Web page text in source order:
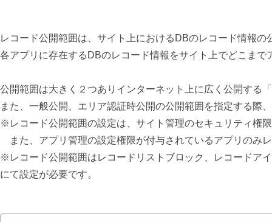
レコード公開範囲は、サイト上におけるDBのレコード情報の
各アプリに存在するDBのレコード情報をサイト上でどこま
公開範囲は大きく２つありインターネット上に広く公開する
また、一般公開、エリア認証時公開の公開範囲を指定する際
※ レコード公開範囲の設定は、サイト管理のセキュリティ権
また、アプリ管理の設定権限が付与されているアプリのみ
※レコード公開範囲はレコードリストブロック、レコードア
にて設定が必要です。